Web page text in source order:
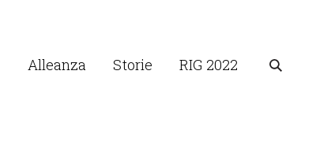
Alleanza Storie RIG 2022